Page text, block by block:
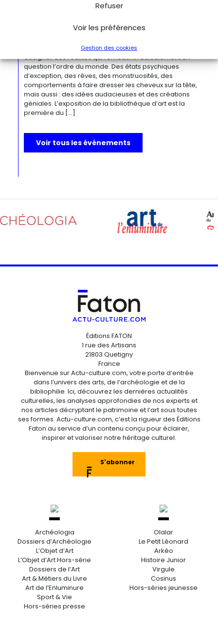
Refuser
Voir les préférences
Gestion des cookies
Du 27.11.2026 au 04.04.2027
plus fou du monde
Depuis la Renaissance, « bizarre » est le terme ultime pour
désigner des réalités qui remettent radicalement en
question l’ordre du monde. Des états psychiques
d’exception, des rêves, des monstruosités, des
comportements à faire dresser les cheveux sur la tête,
mais aussi : des idées audacieuses et des créations
géniales. L’exposition de la bibliothèque d’art est la
première du […]
Voir tous les événements
Éditions FATON
1 rue des Artisans
21803 Quetigny
France
Bienvenue sur Actu-culture.com, votre porte d’entrée
dans l’univers des arts, de l’archéologie et de la
bibliophilie. Ici, découvrez les dernières actualités
culturelles, les analyses approfondies de nos experts et
nos articles décryptant le patrimoine et l’art sous toutes
ses formes. Actu-culture.com, c’est la rigueur des Éditions
Faton au service d’un contenu conçu pour éclairer,
inspirer et valoriser notre héritage culturel.
S'abonner
Archéologia
Dossiers d’Archéologie
L’Objet d’Art
L’Objet d’Art Hors-série
Dossiers de l’Art
Art & Métiers du Livre
Art de l’Enluminure
Sport & Vie
Hors-séries presse
Olalar
Le Petit Léonard
Arkéo
Histoire Junior
Virgule
Cosinus
Hors-séries jeunesse